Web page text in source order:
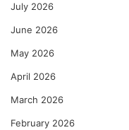
July 2026
June 2026
May 2026
April 2026
March 2026
February 2026